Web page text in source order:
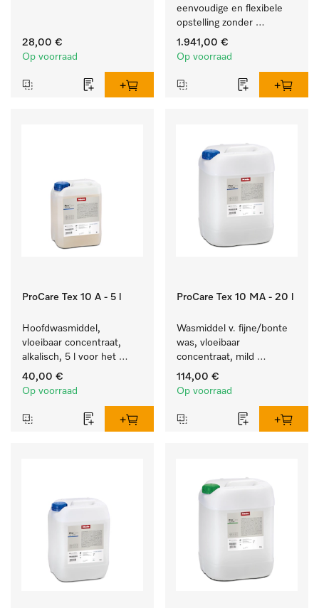
28,00 €
Op voorraad
eenvoudige en flexibele
opstelling zonder
luchtafvoerleiding.
1.941,00 €
Op voorraad
ProCare Tex 10 A - 5 l
Hoofdwasmiddel,
vloeibaar concentraat,
alkalisch, 5 l voor het
reinigen van wit wasgoed
en kleurechte bonte was.
40,00 €
Op voorraad
ProCare Tex 10 MA - 20 l
Wasmiddel v. fijne/bonte
was, vloeibaar
concentraat, mild
alkalisch, 20 l voor het
reinigen van bonte was
114,00 €
Op voorraad